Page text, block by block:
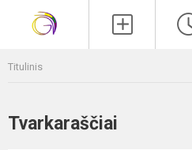
Titulinis
Tvarkaraščiai